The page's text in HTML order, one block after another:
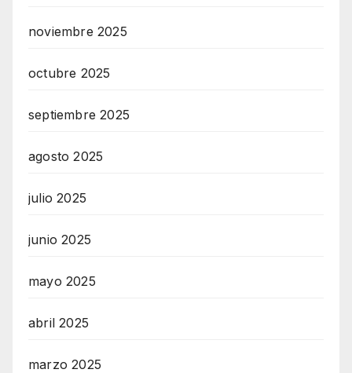
noviembre 2025
octubre 2025
septiembre 2025
agosto 2025
julio 2025
junio 2025
mayo 2025
abril 2025
marzo 2025